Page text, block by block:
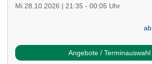
Mi 28.10.2026 | 21:35 - 00:05 Uhr
ab
Angebote / Terminauswahl